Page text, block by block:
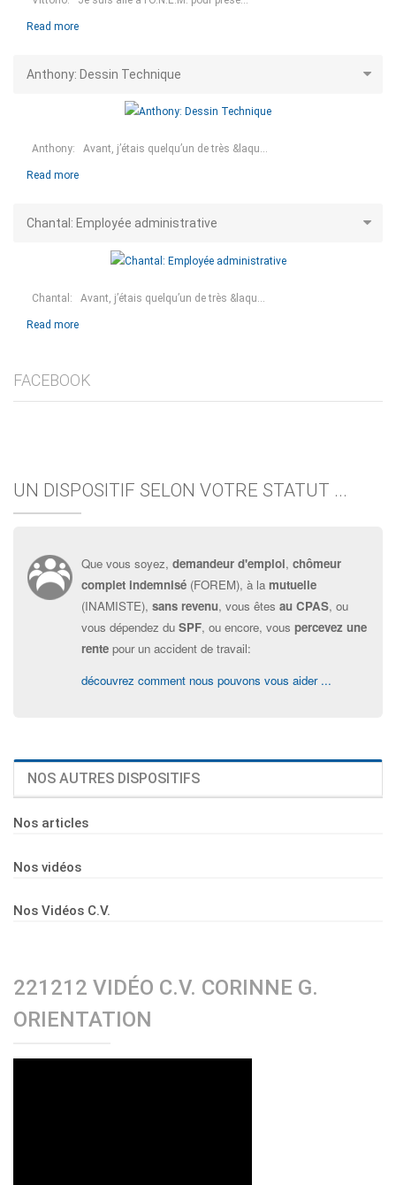
Read more
Anthony: Dessin Technique
Anthony: Avant, j’étais quelqu’un de très &laqu...
Read more
Chantal: Employée administrative
Chantal: Avant, j’étais quelqu’un de très &laqu...
Read more
FACEBOOK
UN DISPOSITIF SELON VOTRE STATUT ...
Que vous soyez, demandeur d'emploi, chômeur
complet indemnisé (FOREM), à la mutuelle
(INAMISTE), sans revenu, vous êtes au CPAS, ou
vous dépendez du SPF, ou encore, vous percevez une
rente pour un accident de travail:
découvrez comment nous pouvons vous aider ...
NOS AUTRES DISPOSITIFS
Nos articles
Nos vidéos
Nos Vidéos C.V.
221212 VIDÉO C.V. CORINNE G.
ORIENTATION